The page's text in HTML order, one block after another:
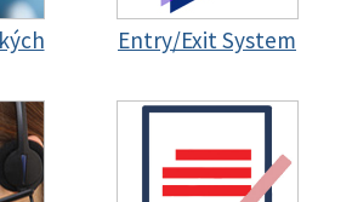
Entry/Exit System